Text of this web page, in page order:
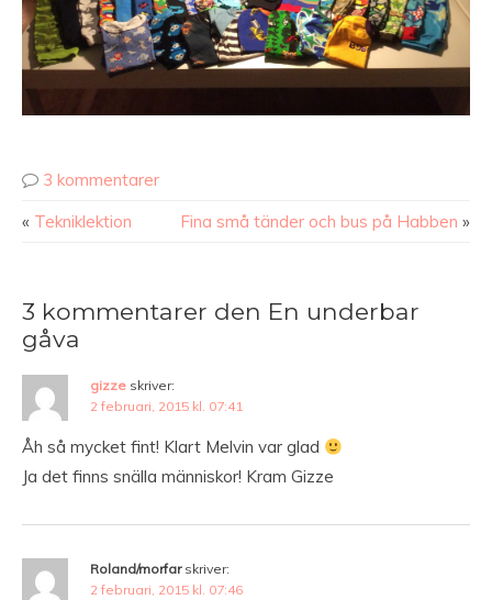
3 kommentarer
« Tekniklektion Fina små tänder och bus på Habben »
3 kommentarer den En underbar
gåva
gizze skriver:
2 februari, 2015 kl. 07:41
Åh så mycket fint! Klart Melvin var glad
Ja det finns snälla människor! Kram Gizze
Roland/morfar skriver:
2 februari, 2015 kl. 07:46